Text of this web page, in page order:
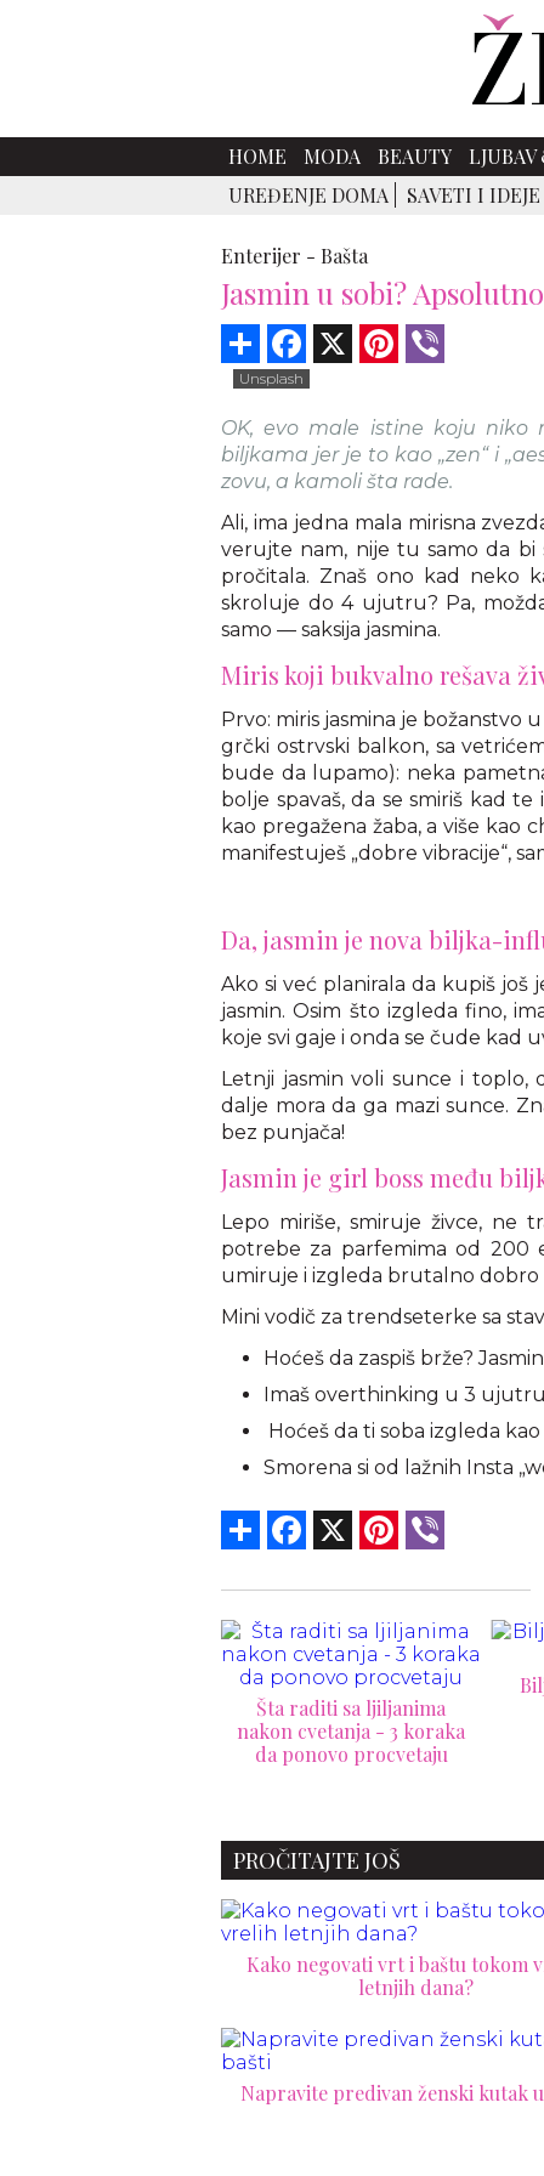
HOME MODA BEAUTY
UREĐENJE DOMA
SAVETI I IDEJE
Enterijer - Bašta
Jasmin u sobi?
Share Facebook Pinterest
Unsplash
OK, evo male istine koju
biljkama jer je to kao „zen“ i
zovu, a kamoli šta rade.
Ali, ima jedna mala mirisna
verujte nam, nije tu samo da bi
pročitala. Znaš ono kad neko
skroluje do 4 ujutru? Pa,
samo — saksija jasmina.
Miris koji bukvalno rešava
Prvo: miris jasmina je
grčki ostrvski balkon, sa
bude da lupamo): neka
bolje spavaš, da se smiriš kad
kao pregažena žaba, a više kao
manifestuješ „dobre vibracije“,
Da, jasmin je nova biljka-
Ako si već planirala da kupiš još
jasmin. Osim što izgleda fino,
koje svi gaje i onda se čude kad
Letnji jasmin voli sunce i toplo,
dalje mora da ga mazi sunce.
bez punjača!
Jasmin je girl boss među
Lepo miriše, smiruje živce, ne
potrebe za parfemima od 200
umiruje i izgleda brutalno dobro
Mini vodič za trendseterke sa
Hoćeš da zaspiš brže?
Imaš overthinking u 3
Hoćeš da ti soba izgleda
Smorena si od lažnih Insta
Share Facebook Pinterest
Biljke koje rastu bolje u
društvu
PROČITAJTE JOŠ
Kako negovati vrt i baštu tokom
letnjih dana?
Napravite predivan ženski kutak